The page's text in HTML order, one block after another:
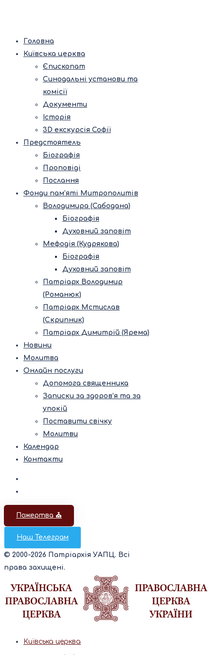
Головна
Київська церква
Єпископат
Синодальні установи та
комісії
Документи
Історія
3D екскурсія Софії
Предстоятель
Біографія
Проповіді
Послання
Фонди пам’яті Митрополитів
Володимира (Сабодана)
Біографія
Духовний заповіт
Мефодія (Кудрякова)
Біографія
Духовний заповіт
Патріарх Володимир
(Романюк)
Патріарх Мстислав
(Скрипник)
Патріарх Димитрій (Ярема)
Новини
Молитва
Онлайн послуги
Допомога священника
Записки за здоров’я та за
упокій
Поставити свічку
Молитви
Календар
Контакти
Пожертва ⛪️
Наш Телеграм
© 2000-2026 Патріархія УАПЦ. Всі
права захищені.
Київська церква